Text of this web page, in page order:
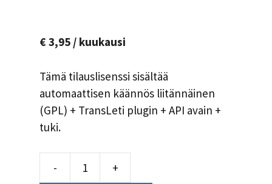
€3,95 / kuukausi
Tämä tilauslisenssi sisältää
automaattisen käännös liitännäinen
(GPL) + TransLeti plugin + API avain +
tuki.
- +